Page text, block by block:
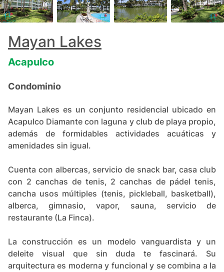
Mayan Lakes
Acapulco
Condominio
Mayan Lakes es un conjunto residencial ubicado en
Acapulco Diamante con laguna y club de playa propio,
además de formidables actividades acuáticas y
amenidades sin igual.
Cuenta con albercas, servicio de snack bar, casa club
con 2 canchas de tenis, 2 canchas de pádel tenis,
cancha usos múltiples (tenis, pickleball, basketball),
alberca, gimnasio, vapor, sauna, servicio de
restaurante (La Finca).
La construcción es un modelo vanguardista y un
deleite visual que sin duda te fascinará. Su
arquitectura es moderna y funcional y se combina a la